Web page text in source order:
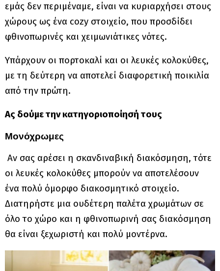
εμάς δεν περιμέναμε, είναι να κυριαρχήσει στους
χώρους ως ένα cozy στοιχείο, που προσδίδει
φθινοπωρινές και χειμωνιάτικες νότες.
Υπάρχουν οι πορτοκαλί και οι λευκές κολοκύθες,
με τη δεύτερη να αποτελεί διαφορετική ποικιλία
από την πρώτη.
Ας δούμε την κατηγοριοποίησή τους
Μονόχρωμες
Αν σας αρέσει η σκανδιναβική διακόσμηση, τότε
οι λευκές κολοκύθες μπορούν να αποτελέσουν
ένα πολύ όμορφο διακοσμητικό στοιχείο.
Διατηρήστε μια ουδέτερη παλέτα χρωμάτων σε
όλο το χώρο και η φθινοπωρινή σας διακόσμηση
θα είναι ξεχωριστή και πολύ μοντέρνα.